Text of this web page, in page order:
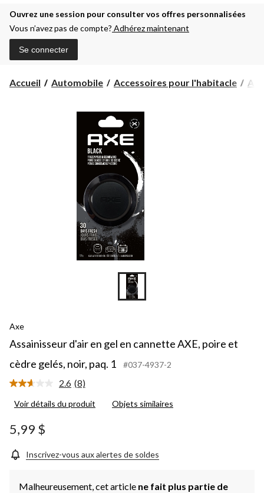
Ouvrez une session pour consulter vos offres personnalisées
Vous n’avez pas de compte? Adhérez maintenant
Se connecter
Accueil Automobile Accessoires pour l'habitacle
Axe
Assainisseur d'air en gel en cannette AXE, poire et
cèdre gelés, noir, paq. 1
#037-4937-2
2.6 Lire
8
même
page.
(8)
Voir détails du produit Objets similaires
5,99 $
Inscrivez-vous aux alertes de soldes
Malheureusement, cet article ne fait plus partie de